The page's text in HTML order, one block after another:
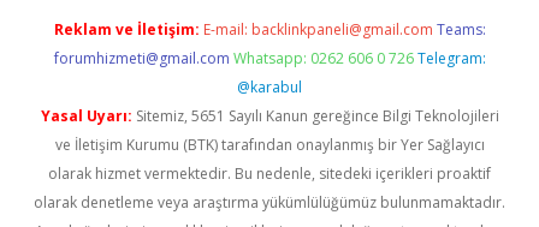
Reklam ve İletişim: E-mail: backlinkpaneli@gmail.com Teams:
forumhizmeti@gmail.com Whatsapp: 0262 606 0 726 Telegram:
@karabul
Yasal Uyarı: Sitemiz, 5651 Sayılı Kanun gereğince Bilgi Teknolojileri
ve İletişim Kurumu (BTK) tarafından onaylanmış bir Yer Sağlayıcı
olarak hizmet vermektedir. Bu nedenle, sitedeki içerikleri proaktif
olarak denetleme veya araştırma yükümlülüğümüz bulunmamaktadır.